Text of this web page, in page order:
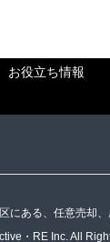
お役立ち情報
にある、任意売却、
・RE Inc. All